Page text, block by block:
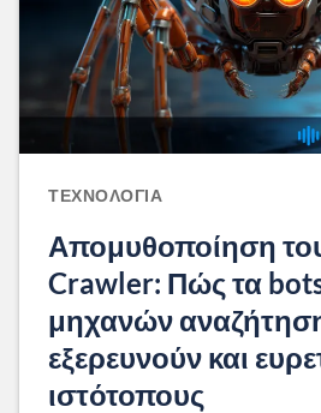
ΤΕΧΝΟΛΟΓΊΑ
Απομυθοποίηση
Crawler: Πώς τα
μηχανών
εξερευνούν και
ιστότοπους